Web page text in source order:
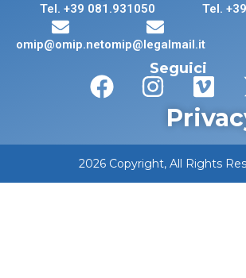
Tel. +39 081.931050 Tel.
omip@omip.netomip@legalmail.it
Seguici
2026 Copyright, All Rights